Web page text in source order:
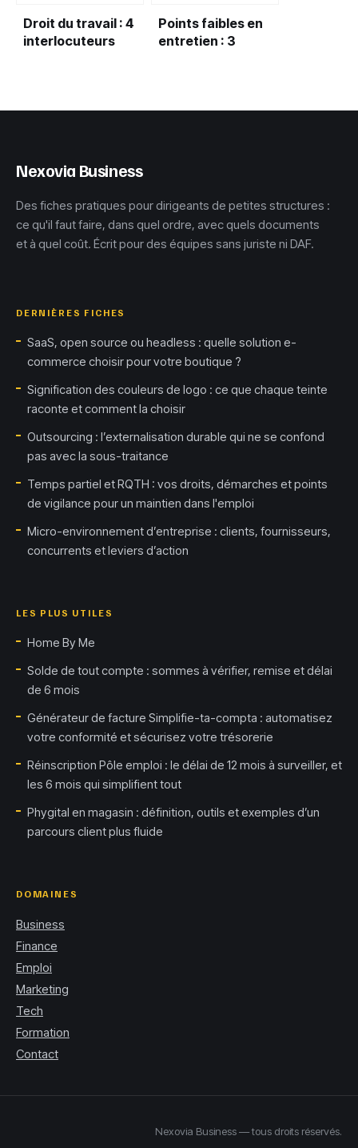
Droit du travail : 4
interlocuteurs
avocat
Points faibles en
entretien : 3
Nexovia Business
Des fiches pratiques pour dirigeants de petites structures :
ce qu'il faut faire, dans quel ordre, avec quels documents
et à quel coût. Écrit pour des équipes sans juriste ni DAF.
DERNIÈRES FICHES
SaaS, open source ou headless : quelle solution e-
commerce choisir pour votre boutique ?
Signification des couleurs de logo : ce que chaque teinte
raconte et comment la choisir
Outsourcing : l’externalisation durable qui ne se confond
pas avec la sous-traitance
Temps partiel et RQTH : vos droits, démarches et points
de vigilance pour un maintien dans l'emploi
Micro-environnement d’entreprise : clients, fournisseurs,
concurrents et leviers d’action
LES PLUS UTILES
Home By Me
Solde de tout compte : sommes à vérifier, remise et délai
de 6 mois
Générateur de facture Simplifie-ta-compta : automatisez
votre conformité et sécurisez votre trésorerie
Réinscription Pôle emploi : le délai de 12 mois à surveiller, et
les 6 mois qui simplifient tout
Phygital en magasin : définition, outils et exemples d’un
parcours client plus fluide
DOMAINES
Business
Finance
Emploi
Marketing
Tech
Formation
Contact
Nexovia Business — tous droits réservés.